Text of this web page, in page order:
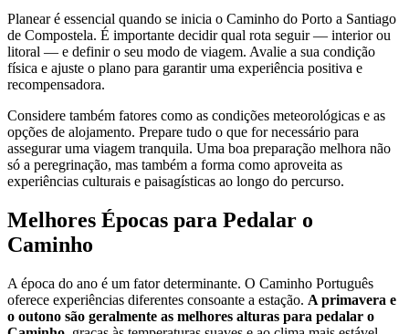
Planear é essencial quando se inicia o Caminho do Porto a Santiago
de Compostela. É importante decidir qual rota seguir — interior ou
litoral — e definir o seu modo de viagem. Avalie a sua condição
física e ajuste o plano para garantir uma experiência positiva e
recompensadora.
Considere também fatores como as condições meteorológicas e as
opções de alojamento. Prepare tudo o que for necessário para
assegurar uma viagem tranquila. Uma boa preparação melhora não
só a peregrinação, mas também a forma como aproveita as
experiências culturais e paisagísticas ao longo do percurso.
Melhores Épocas para Pedalar o
Caminho
A época do ano é um fator determinante. O Caminho Português
oferece experiências diferentes consoante a estação. A primavera e
o outono são geralmente as melhores alturas para pedalar o